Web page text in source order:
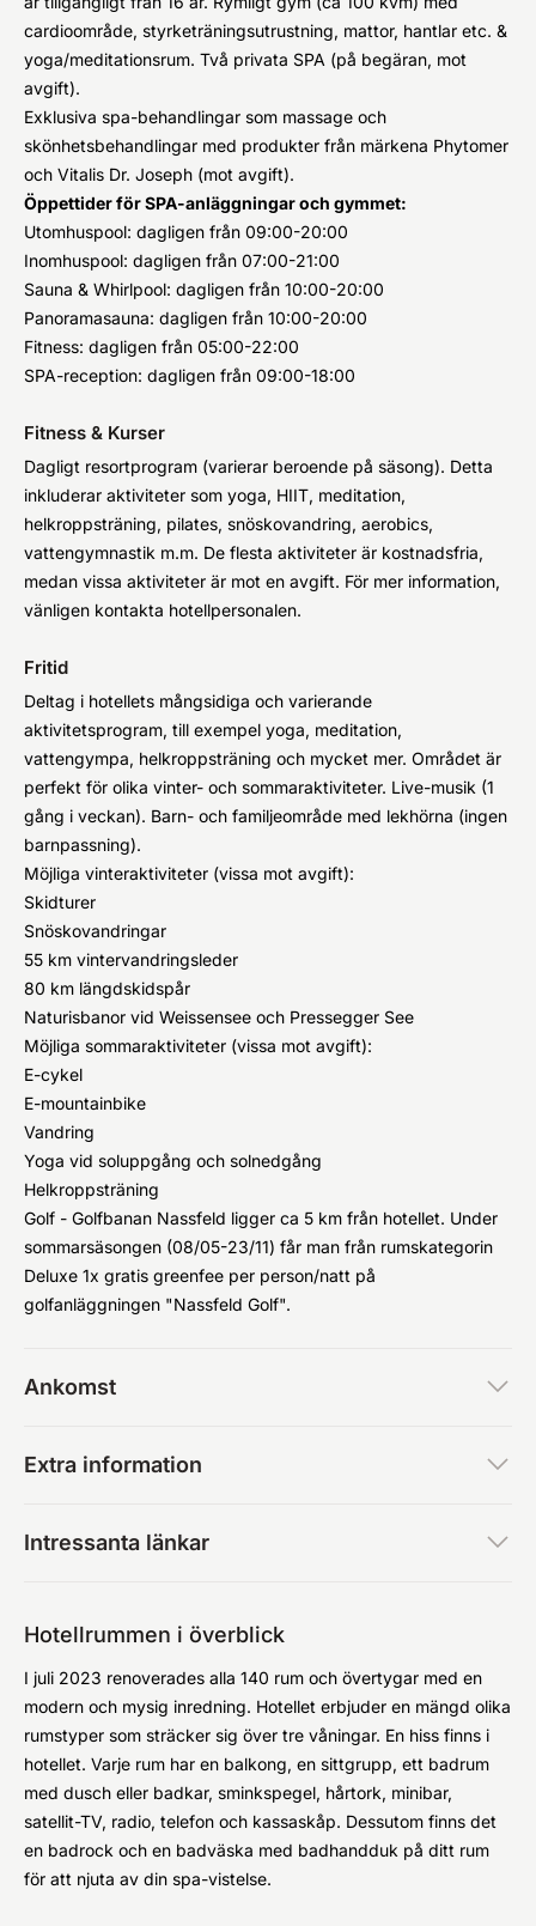
cardioområde, styrketräningsutrustning, mattor, hantlar etc. &
yoga/meditationsrum. Två privata SPA (på begäran, mot
avgift).
Exklusiva spa-behandlingar som massage och
skönhetsbehandlingar med produkter från märkena Phytomer
och Vitalis Dr. Joseph (mot avgift).
Öppettider för SPA-anläggningar och gymmet:
Utomhuspool: dagligen från 09:00-20:00
Inomhuspool: dagligen från 07:00-21:00
Sauna & Whirlpool: dagligen från 10:00-20:00
Panoramasauna: dagligen från 10:00-20:00
Fitness: dagligen från 05:00-22:00
SPA-reception: dagligen från 09:00-18:00
Fitness & Kurser
Dagligt resortprogram (varierar beroende på säsong). Detta
inkluderar aktiviteter som yoga, HIIT, meditation,
helkroppsträning, pilates, snöskovandring, aerobics,
vattengymnastik m.m. De flesta aktiviteter är kostnadsfria,
medan vissa aktiviteter är mot en avgift. För mer information,
vänligen kontakta hotellpersonalen.
Fritid
Deltag i hotellets mångsidiga och varierande
aktivitetsprogram, till exempel yoga, meditation,
vattengympa, helkroppsträning och mycket mer. Området är
perfekt för olika vinter- och sommaraktiviteter. Live-musik (1
gång i veckan). Barn- och familjeområde med lekhörna (ingen
barnpassning).
Möjliga vinteraktiviteter (vissa mot avgift):
Skidturer
Snöskovandringar
55 km vintervandringsleder
80 km längdskidspår
Naturisbanor vid Weissensee och Pressegger See
Möjliga sommaraktiviteter (vissa mot avgift):
E-cykel
E-mountainbike
Vandring
Yoga vid soluppgång och solnedgång
Helkroppsträning
Golf - Golfbanan Nassfeld ligger ca 5 km från hotellet. Under
sommarsäsongen (08/05-23/11) får man från rumskategorin
Deluxe 1x gratis greenfee per person/natt på
golfanläggningen "Nassfeld Golf".
Ankomst
Extra information
Intressanta länkar
Hotellrummen i överblick
I juli 2023 renoverades alla 140 rum och övertygar med en
modern och mysig inredning. Hotellet erbjuder en mängd olika
rumstyper som sträcker sig över tre våningar. En hiss finns i
hotellet. Varje rum har en balkong, en sittgrupp, ett badrum
med dusch eller badkar, sminkspegel, hårtork, minibar,
satellit-TV, radio, telefon och kassaskåp. Dessutom finns det
en badrock och en badväska med badhandduk på ditt rum
för att njuta av din spa-vistelse.